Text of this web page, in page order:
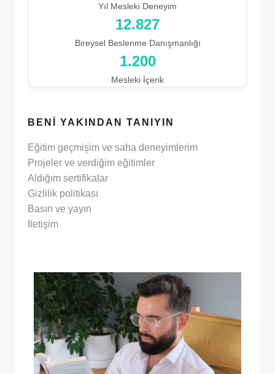
Yıl Mesleki Deneyim
14.948
Bireysel Beslenme Danışmanlığı
1.200
Mesleki İçerik
BENI YAKINDAN TANIYIN
Eğitim geçmişim ve saha deneyimlerim
Projeler ve verdiğim eğitimler
Aldığım sertifikalar
Gizlilik politikası
Basın ve yayın
İletişim